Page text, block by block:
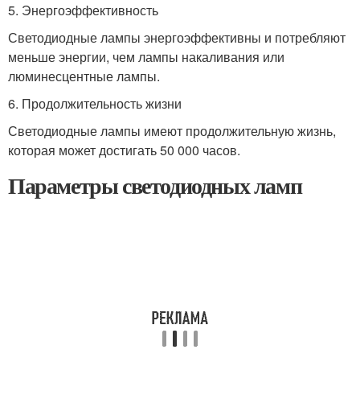
5. Энергоэффективность
Светодиодные лампы энергоэффективны и потребляют
меньше энергии, чем лампы накаливания или
люминесцентные лампы.
6. Продолжительность жизни
Светодиодные лампы имеют продолжительную жизнь,
которая может достигать 50 000 часов.
Параметры светодиодных ламп